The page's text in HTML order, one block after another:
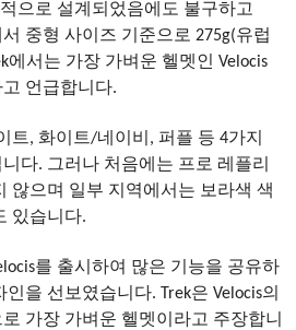
으로 설계되었음에도 불구하고
중형 사이즈 기준으로 275g(유럽
에서는 가장 가벼운 헬멧인 Velocis
언급합니다.
트, 화이트/네이비, 퍼플 등 4가지
다. 그러나 처음에는 프로 레플리
않으며 일부 지역에서는 보라색 색
있습니다.
를 출시하여 많은 기능을 공유하
을 선보였습니다. Trek은 Velocis의
가장 가벼운 헬멧이라고 주장합니